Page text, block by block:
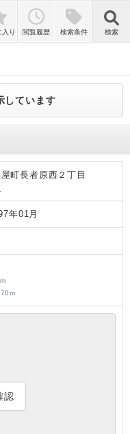
検索
入り 閲覧履歴 検索条件 検索
しています
町長者原西２丁目
年01月
m
m
認